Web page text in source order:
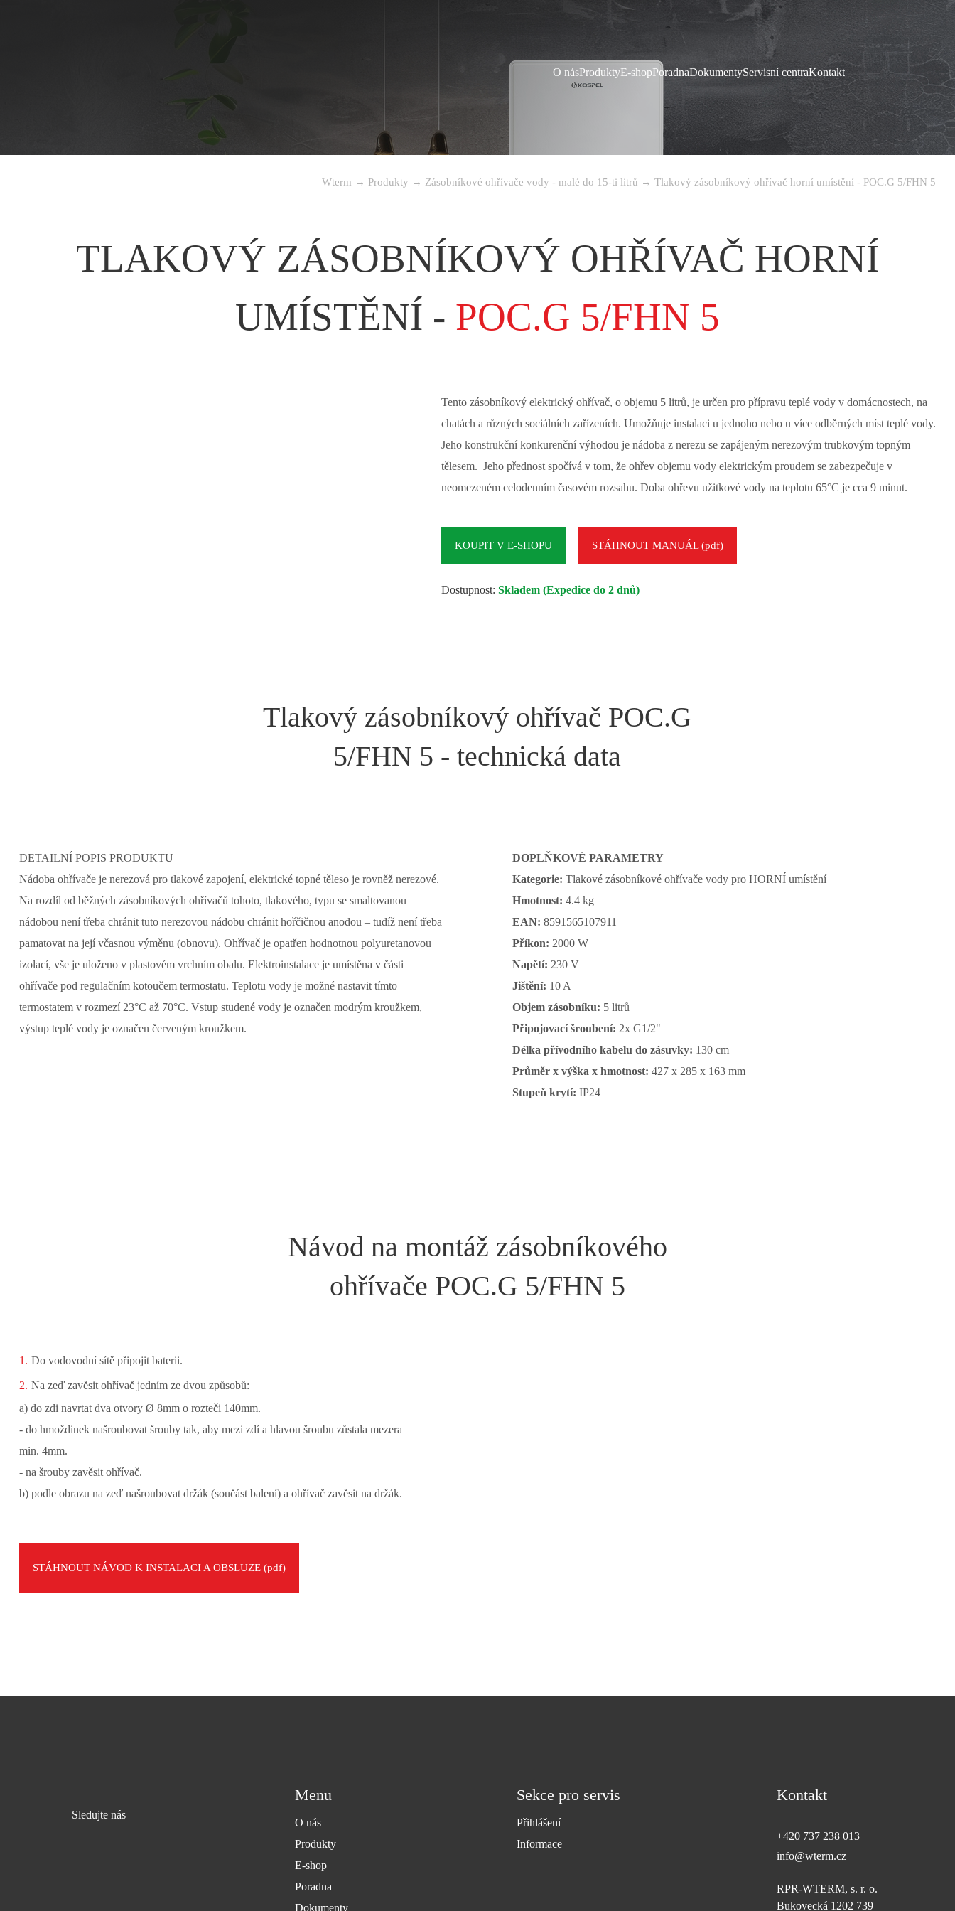
O násProduktyE-shopPoradnaDokumentyServisní centraKontakt
Wterm → Produkty → Zásobníkové ohřívače vody - malé do 15-ti litrů →Tlakový zásobníkový ohřívač horní umístění - POC.G 5/FHN 5
TLAKOVÝ ZÁSOBNÍKOVÝ OHŘÍVAČ HORNÍ
UMÍSTĚNÍ - POC.G 5/FHN 5
Tento zásobníkový elektrický ohřívač, o objemu 5 litrů, je určen pro přípravu teplé vody v domácnostech, na
chatách a různých sociálních zařízeních. Umožňuje instalaci u jednoho nebo u více odběrných míst teplé vody.
Jeho konstrukční konkurenční výhodou je nádoba z nerezu se zapájeným nerezovým trubkovým topným
tělesem. Jeho přednost spočívá v tom, že ohřev objemu vody elektrickým proudem se zabezpečuje v
neomezeném celodenním časovém rozsahu. Doba ohřevu užitkové vody na teplotu 65°C je cca 9 minut.
KOUPIT V E-SHOPU STÁHNOUT MANUÁL (pdf)
Dostupnost:Skladem (Expedice do 2 dnů)
Tlakový zásobníkový ohřívač POC.G
5/FHN 5 - technická data
DETAILNÍ POPIS PRODUKTU
Nádoba ohřívače je nerezová pro tlakové zapojení, elektrické topné těleso je rovněž nerezové.
Na rozdíl od běžných zásobníkových ohřívačů tohoto, tlakového, typu se smaltovanou
nádobou není třeba chránit tuto nerezovou nádobu chránit hořčičnou anodou – tudíž není třeba
pamatovat na její včasnou výměnu (obnovu). Ohřívač je opatřen hodnotnou polyuretanovou
izolací, vše je uloženo v plastovém vrchním obalu. Elektroinstalace je umístěna v části
ohřívače pod regulačním kotoučem termostatu. Teplotu vody je možné nastavit tímto
termostatem v rozmezí 23°C až 70°C. Vstup studené vody je označen modrým kroužkem,
výstup teplé vody je označen červeným kroužkem.
DOPLŇKOVÉ PARAMETRY
Kategorie: Tlakové zásobníkové ohřívače vody pro HORNÍ umístění
Hmotnost: 4.4 kg
EAN: 8591565107911
Příkon: 2000 W
Napětí: 230 V
Jištění: 10 A
Objem zásobníku: 5 litrů
Připojovací šroubení: 2x G1/2"
Délka přívodního kabelu do zásuvky: 130 cm
Průměr x výška x hmotnost: 427 x 285 x 163 mm
Stupeň krytí: IP24
Návod na montáž zásobníkového
ohřívače POC.G 5/FHN 5
Do vodovodní sítě připojit baterii.
Na zeď zavěsit ohřívač jedním ze dvou způsobů:
a) do zdi navrtat dva otvory Ø 8mm o rozteči 140mm.
- do hmoždinek našroubovat šrouby tak, aby mezi zdí a hlavou šroubu zůstala mezera
min. 4mm.
- na šrouby zavěsit ohřívač.
b) podle obrazu na zeď našroubovat držák (součást balení) a ohřívač zavěsit na držák.
STÁHNOUT NÁVOD K INSTALACI A OBSLUZE (pdf)
Sledujte nás
Menu
O nás
Produkty
E-shop
Poradna
Dokumenty
Sekce pro servis
Přihlášení
Informace
Kontakt
+420 737 238 013
info@wterm.cz
RPR-WTERM, s. r. o.
Bukovecká 1202 739